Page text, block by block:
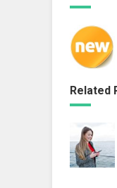
Related